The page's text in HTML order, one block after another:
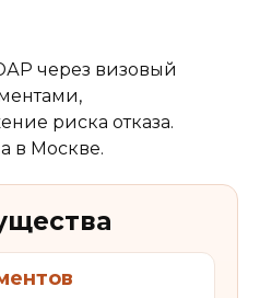
через визовый
риска отказа.
в Москве.